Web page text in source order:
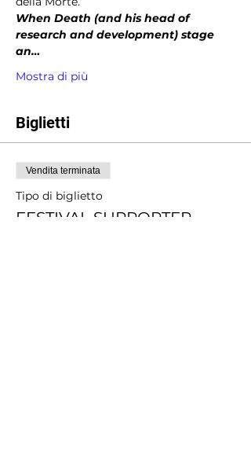
When Death (and his head of
research and development) stage
an…
Mostra di più
Biglietti
Vendita terminata
Tipo di biglietto
FESTIVAL SUPPORTER